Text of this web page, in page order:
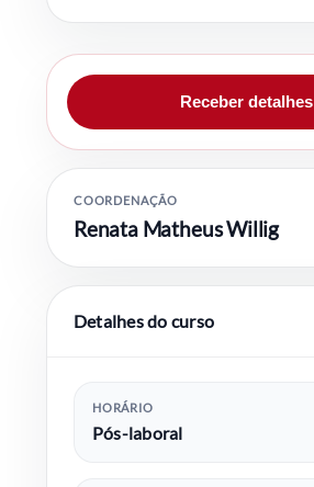
Receber detalhes
COORDENAÇÃO
Renata Matheus Willig
Detalhes do curso
HORÁRIO
Pós-laboral